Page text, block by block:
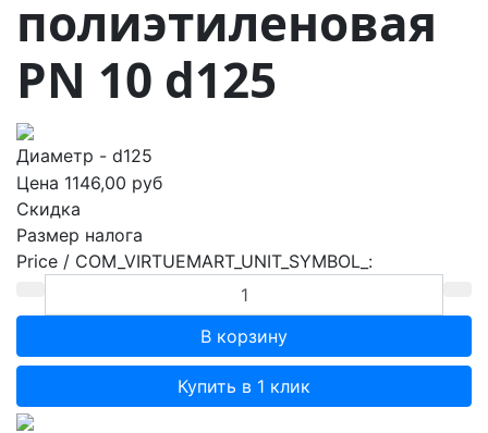
полиэтиленовая
PN 10 d125
Диаметр - d125
Цена 1146,00 руб
Скидка
Размер налога
Price / COM_VIRTUEMART_UNIT_SYMBOL_:
Купить в 1 клик